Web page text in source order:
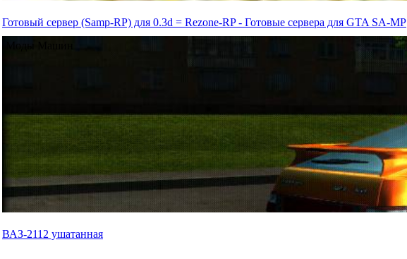
Готовый сервер (Samp-RP) для 0.3d = Rezone-RP - Готовые сервера для GTA SA-MP
ВАЗ-2112 ушатанная